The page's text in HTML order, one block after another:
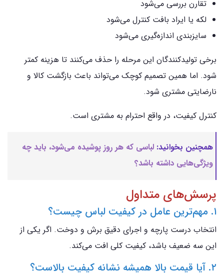
تقارن بررسی می‌شود
لکه یا ایراد بافت کنترل می‌شود
سایزبندی اندازه‌گیری می‌شود
برخی تولیدکنندگان این مرحله را حذف می‌کنند تا هزینه کمتر
شود. اما همین تصمیم کوچک می‌تواند باعث بازگشت کالا و
نارضایتی مشتری شود.
کنترل کیفیت، در واقع احترام به مشتری است.
همچنین بخوانید: لباسی که هر روز پوشیده می‌شود، باید چه
ویژگی‌هایی داشته باشد؟
پرسش‌های متداول
۱. مهم‌ترین عامل در کیفیت لباس چیست؟
انتخاب درست پارچه و اجرای دقیق برش و دوخت. اگر یکی از
این سه ضعیف باشد، کیفیت کلی افت می‌کند.
۲. آیا قیمت بالا همیشه نشانه کیفیت بالاست؟